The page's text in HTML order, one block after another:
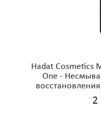
Hadat Cosmetics
One -
2